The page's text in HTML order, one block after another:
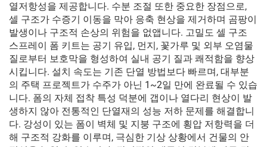
열저항성을 제공합니다. 수분 조절 또한 중요한 장점으로,
셀 구조가 수증기 이동을 막아 응축 현상을 제거하며 곰팡이
발생이나 구조적 손상의 위험을 없앱니다. 고밀도 셀 구조
스프레이 폼 키트는 공기 유입, 먼지, 꽃가루 및 외부 오염물
질로부터 보호막을 형성하여 실내 공기 질과 쾌적함을 향상
시킵니다. 설치 속도는 기존 단열 방법보다 빠르며, 대부분
의 주택 프로젝트가 수주가 아닌 1~2일 만에 완료될 수 있습
니다. 폼의 자체 접착 특성 덕분에 갭이나 열다리 현상이 발
생하지 않아 전통적인 단열재의 성능 저하 문제를 해결합니
다. 강성이 있는 폼이 벽체 및 지붕 구조에 횡압 저항력을 더
해 구조적 강화를 이루며, 극심한 기상 상황에서 건물의 안